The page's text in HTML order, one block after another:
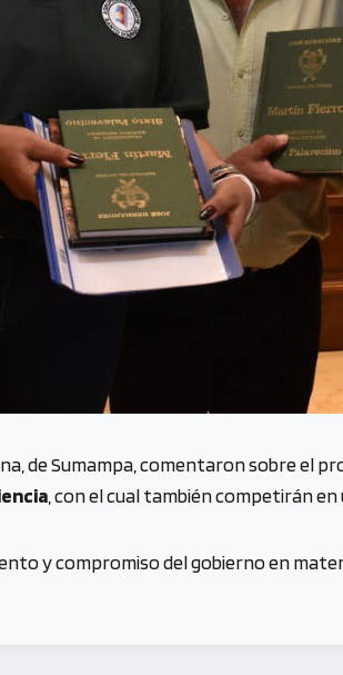
de Sumampa, comentaron sobre el
, con el cual también competirán
y compromiso del gobierno en